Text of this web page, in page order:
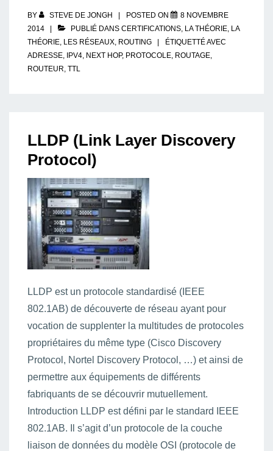
BY STEVE DE JONGH POSTED ON
8 NOVEMBRE
2014
PUBLIÉ DANS CERTIFICATIONS, LA THÉORIE, LA
THÉORIE, LES RÉSEAUX, ROUTING
ÉTIQUETTÉ AVEC
ADRESSE, IPV4, NEXT HOP, PROTOCOLE, ROUTAGE,
ROUTEUR, TTL
LLDP (Link Layer Discovery
Protocol)
LLDP est un protocole standardisé (IEEE
802.1AB) de découverte de réseau ayant pour
vocation de supplenter la multitudes de protocoles
propriétaires du même type (Cisco Discovery
Protocol, Nortel Discovery Protocol, …) et ainsi de
permettre aux équipements de différents
fabriquants de se découvrir mutuellement.
Introduction LLDP est défini par le standard IEEE
802.1AB. Il s’agit d’un protocole de la couche
liaison de données du modèle OSI (protocole de